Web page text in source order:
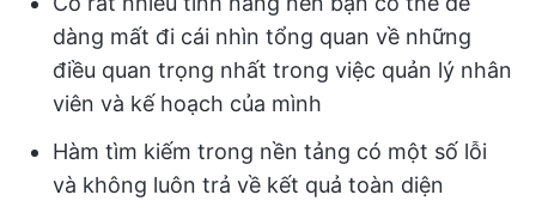
dàng mất đi cái nhìn tổng quan về những
điều quan trọng nhất trong việc quản lý nhân
viên và kế hoạch của mình
Hàm tìm kiếm trong nền tảng có một số lỗi
và không luôn trả về kết quả toàn diện